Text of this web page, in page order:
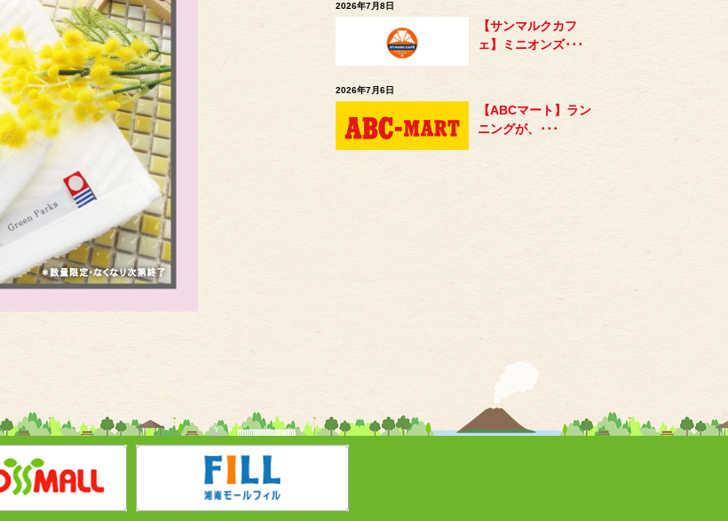
2026年7月8日
【サンマルクカフ
ェ】ミニオンズ･･･
2026年7月6日
【ABCマート】ラン
ニングが、･･･